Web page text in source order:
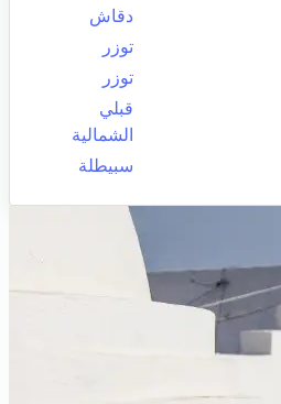
دقاش
توزر
توزر
قبلي
الشمالية
سبيطلة